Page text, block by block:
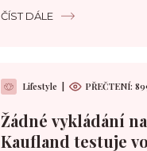
ČÍST DÁLE
Lifestyle PŘEČTENÍ:
Žádné vykládání
Kaufland testuje